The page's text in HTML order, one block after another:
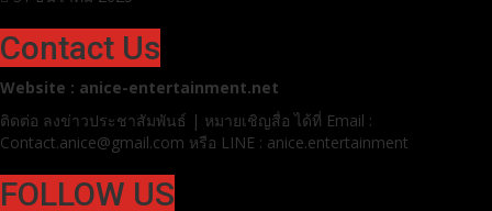
Pr News
โรบินสันไลฟ์สไตล์ ชวนสัมผัส “The Merry City” แลนด์มาร์
กแห่งความสุขส่งท้ายปี ที่โรบินสันไลฟ์สไตล์ ทุกสาขา ทั่ว
31 ธันวาคม 2025
Contact Us